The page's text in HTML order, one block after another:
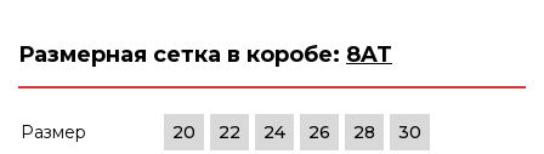
Размерная сетка в коробе: 8AT
Размер 20 22 24 26 28
30